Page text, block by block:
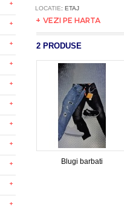
LOCATIE: ETAJ
+ VEZI PE HARTA
2 PRODUSE
Blugi barbati